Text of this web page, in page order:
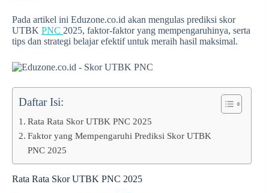
Pada artikel ini Eduzone.co.id akan mengulas prediksi skor
UTBK PNC 2025, faktor-faktor yang mempengaruhinya, serta
tips dan strategi belajar efektif untuk meraih hasil maksimal.
Daftar Isi:
Rata Rata Skor UTBK PNC 2025
Faktor yang Mempengaruhi Prediksi Skor UTBK
PNC 2025
Rata Rata Skor UTBK PNC 2025